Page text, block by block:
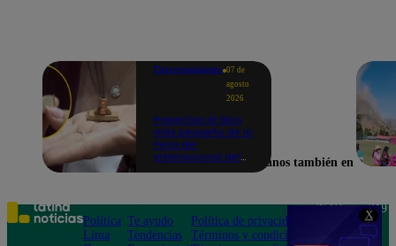
X
Entretenimiento 07 de
agosto
2026
Presentan el libro
más pequeño de la
Feria del
Internacional delEncuéntranos también en
Política
Lima
Te ayudo
Tendencias
Política de privacidad
Términos y condiciones
Teléfono: 219
Av. San